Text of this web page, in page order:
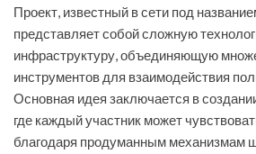
Проект, известный в сети под
представляет собой сложную
инфраструктуру, объединяющую
инструментов для взаимодействия
Основная идея заключается в
где каждый участник может
благодаря продуманным механизмам